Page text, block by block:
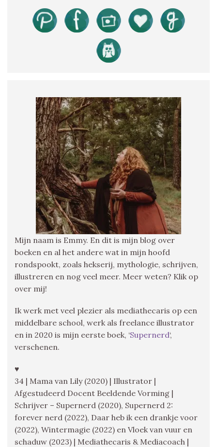
Mijn naam is Emmy. En dit is mijn blog over
boeken en al het andere wat in mijn hoofd
rondspookt, zoals hekserij, mythologie, schrijven,
illustreren en nog veel meer. Meer weten? Klik op
over mij!
Ik werk met veel plezier als mediathecaris op een
middelbare school, werk als freelance illustrator
en in 2020 is mijn eerste boek, ‘Supernerd‘,
verschenen.
♥
34 | Mama van Lily (2020) | Illustrator |
Afgestudeerd Docent Beeldende Vorming |
Schrijver – Supernerd (2020), Supernerd 2:
forever nerd (2022), Daar heb ik een drankje voor
(2022), Wintermagie (2022) en Vloek van vuur en
schaduw (2023) | Mediathecaris & Mediacoach |